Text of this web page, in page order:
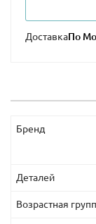
деталей. Он
и космических
Доставка
Бренд
Деталей
Возрастная